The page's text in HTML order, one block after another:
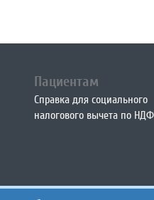
Пациентам
Справка для социального
налогового вычета по